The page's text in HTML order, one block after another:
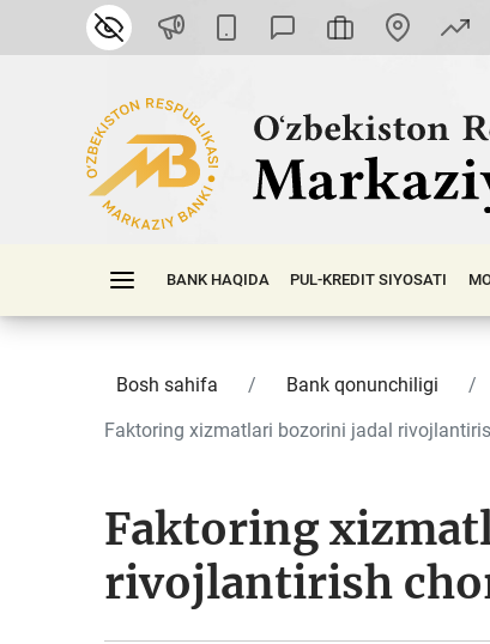
BANK HAQIDA PUL-KREDIT SIYOSATI
Bosh sahifa Bank qonunchiligi
Faktoring xizmatlari bozorini jadal
Faktoring
rivojlantirish